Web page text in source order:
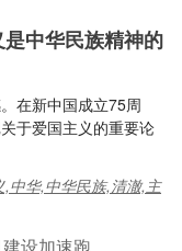
是中华民族精神的
在新中国成立75周
于爱国主义的重要论
中华,中华民族,清澈,主